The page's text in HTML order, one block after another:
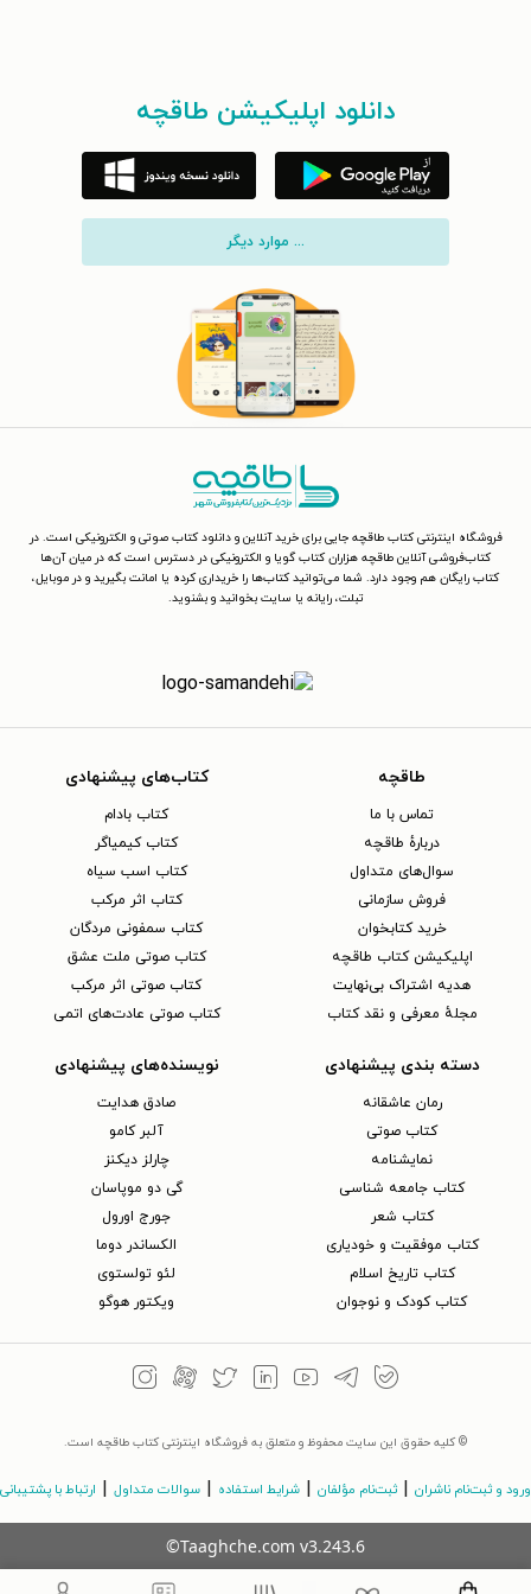
دانلود اپلیکیشن طاقچه
... موارد دیگر
فروشگاه اینترنتی کتاب طاقچه جایی برای خرید آنلاین و دانلود کتاب صوتی و الکترونیکی است. در
کتاب‌فروشی آنلاین طاقچه هزاران کتاب گویا و الکترونیکی در دسترس است که در میان آن‌ها
کتاب رایگان هم وجود دارد. شما می‌توانید کتاب‌ها را خریداری کرده یا امانت بگیرید و در موبایل،
تبلت، رایانه یا سایت بخوانید و بشنوید.
طاقچه
تماس با ما
دربارهٔ طاقچه
سوال‌های متداول
فروش سازمانی
خرید کتابخوان
اپلیکیشن کتاب طاقچه
هدیه اشتراک بی‌نهایت
مجلهٔ معرفی و نقد کتاب
کتاب‌های پیشنهادی
کتاب بادام
کتاب کیمیاگر
کتاب اسب سیاه
کتاب اثر مرکب
کتاب سمفونی مردگان
کتاب صوتی ملت عشق
کتاب صوتی اثر مرکب
کتاب صوتی عادت‌های اتمی
دسته بندی پیشنهادی
رمان عاشقانه
کتاب‌ صوتی
نمایشنامه
کتاب جامعه شناسی
کتاب شعر
کتاب موفقیت و خودیاری
کتاب تاریخ اسلام
کتاب کودک و نوجوان
نویسنده‌های پیشنهادی
صادق هدایت
آلبر کامو
چارلز دیکنز
گی دو موپاسان
جورج اورول
الکساندر دوما
لئو تولستوی
ویکتور هوگو
© کلیه حقوق این سایت محفوظ و متعلق به فروشگاه اینترنتی کتاب طاقچه است.
ورود و ثبت‌نام ناشران ثبت‌نام مؤلفان شرایط استفاده سوالات متداول ارتباط با پشتیبانی
©Taaghche.com v3.243.6